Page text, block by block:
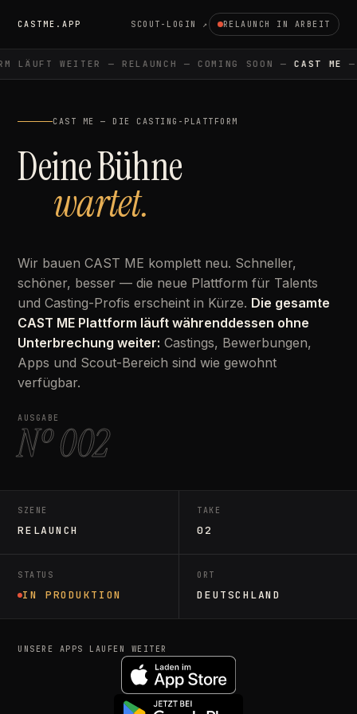
CASTME.APP SCOUT-LOGIN ↗ RELAUNCH IN ARBEIT
LÄUFT WEITER — RELAUNCH — COMING SOON — CAST ME—
CAST ME — DIE CASTING-PLATTFORM
Deine Bühne
wartet.
Wir bauen CAST ME komplett neu. Schneller,
schöner, besser — die neue Plattform für Talents
und Casting-Profis erscheint in Kürze. Die gesamte
CAST ME Plattform läuft währenddessen ohne
Unterbrechung weiter: Castings, Bewerbungen,
Apps und Scout-Bereich sind wie gewohnt
verfügbar.
AUSGABE
Nº 002
SZENE
RELAUNCH
TAKE
02
STATUS
IN PRODUKTION
ORT
DEUTSCHLAND
UNSERE APPS LAUFEN WEITER